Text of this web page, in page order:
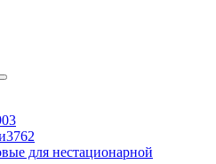
3762
для нестационарной